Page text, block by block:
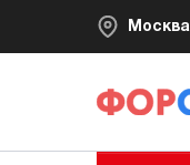
Москва